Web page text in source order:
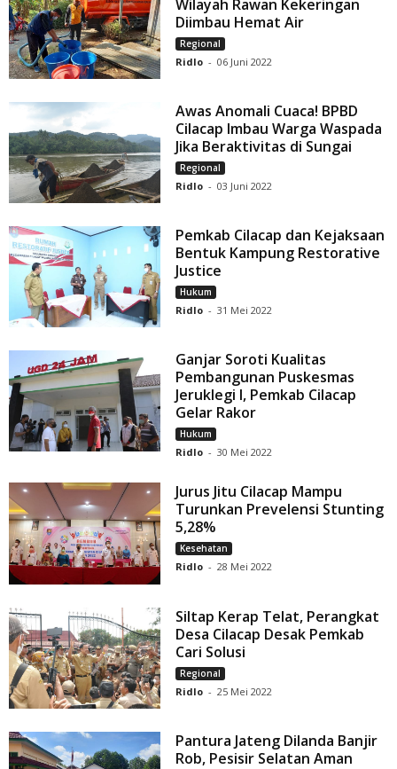
Wilayah Rawan Kekeringan
Diimbau Hemat Air
Regional
Ridlo - 06 Juni 2022
Awas Anomali Cuaca! BPBD
Cilacap Imbau Warga Waspada
Jika Beraktivitas di Sungai
Regional
Ridlo - 03 Juni 2022
Pemkab Cilacap dan Kejaksaan
Bentuk Kampung Restorative
Justice
Hukum
Ridlo - 31 Mei 2022
Ganjar Soroti Kualitas
Pembangunan Puskesmas
Jeruklegi I, Pemkab Cilacap
Gelar Rakor
Hukum
Ridlo - 30 Mei 2022
Jurus Jitu Cilacap Mampu
Turunkan Prevelensi Stunting
5,28%
Kesehatan
Ridlo - 28 Mei 2022
Siltap Kerap Telat, Perangkat
Desa Cilacap Desak Pemkab
Cari Solusi
Regional
Ridlo - 25 Mei 2022
Pantura Jateng Dilanda Banjir
Rob, Pesisir Selatan Aman